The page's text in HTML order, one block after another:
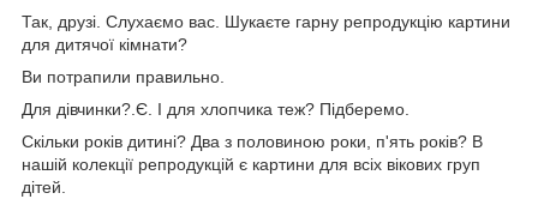
Так, друзі. Слухаємо вас. Шукаєте гарну репродукцію картини
для дитячої кімнати?
Ви потрапили правильно.
Для дівчинки?.Є. І для хлопчика теж? Підберемо.
Скільки років дитині? Два з половиною роки, п'ять років? В
нашій колекції репродукцій є картини для всіх вікових груп
дітей.